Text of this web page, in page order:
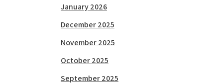
January 2026
December 2025
November 2025
October 2025
September 2025